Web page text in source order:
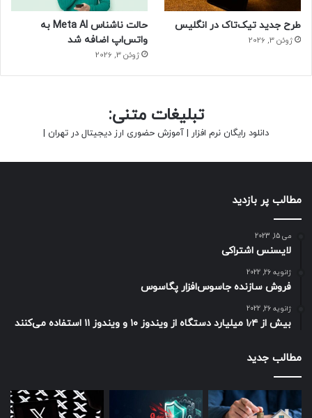
طرح جدید تیک‌تاک در انگلیس
ژوئن 3, 2026
حالت ناشناس Meta AI به
واتس‌اپ اضافه شد
ژوئن 3, 2026
تبلیغات متنی:
دانلود رایگان نرم افزار | آموزش حضوری ارز دیجیتال در تهران |
مطالب پر بازدید
می 15, 2023
لایسنس اشتراکی
ژانویه 26, 2022
فروش سازنده جاسوس‌افزار پگاسوس
ژانویه 26, 2022
بیش از ۱٫۴ میلیارد دستگاه از ویندوز ۱۰ و ویندوز ۱۱ استفاده می‌کنند
مطالب جدید